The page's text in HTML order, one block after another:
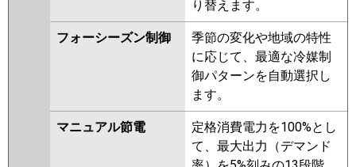
PLZ-HRMP80HF3 PLZ-
HRMP80H3 PLZ-ERMP80HE3
PLZ-ERMP80H3 PLZ-
ERMP80HLE3 PLZ-HRMP80HFG2
PLZ-HRMP80HF2
PLZ-
HRMP80H2 PLZ-ERMP80HLE2
PLZ-ERMP80HE2 PLZ-
ERMP80H2 PLZ-HRMP80EFGZ
PLZ-HRMP80EFZ PLZ-
り替えます。
フォーシーズン制御
季節の変化や地域の特性
に応じて、最適な冷媒制
御パターンを自動選択し
ます。
マニュアル節電
定格消費電力を100%とし
て、最大出力（デマンド